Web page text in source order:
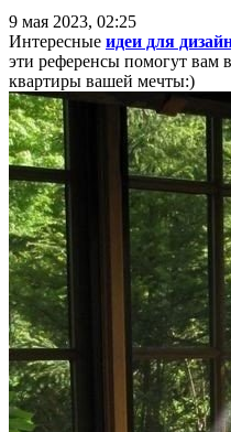
9 мая 2023, 02:25
Интересные идеи для
эти референсы помогут вам
квартиры вашей мечты:)